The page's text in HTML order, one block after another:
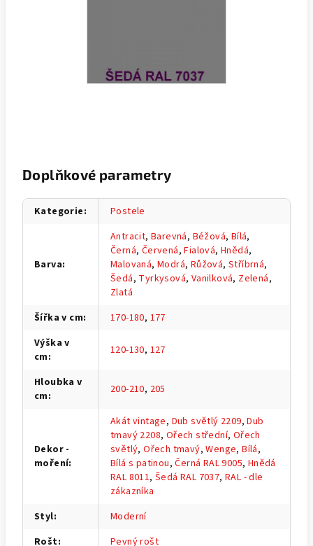
Doplňkové parametry
Kategorie: Postele
Barva:
Antracit,Barevná, Béžová, Bílá,
Černá, Červená,Fialová,Hnědá,
Malovaná,Modrá, Růžová,Stříbrná,
Šedá, Tyrkysová, Vanilková, Zelená,
Zlatá
Šířka v cm: 170-180, 177
Výška v
cm: 120-130, 127
Hloubka v
cm: 200-210, 205
Dekor -
moření:
Akát vintage, Dub světlý 2209,Dub
tmavý 2208, Ořech střední, Ořech
světlý,Ořech tmavý,Wenge,Bílá,
Bílá s patinou,Černá RAL 9005, Hnědá
RAL 8011,Šedá RAL 7037,RAL - dle
zákazníka
Styl:
Moderní
Rošt:
Pevný rošt